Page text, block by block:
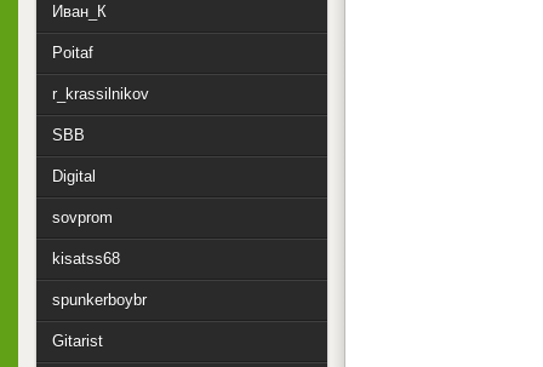
Иван_К
Poitaf
r_krassilnikov
SBB
Digital
sovprom
kisatss68
spunkerboybr
Gitarist